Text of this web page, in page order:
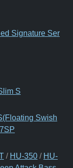
Signature Ser
S
Swish
/ HU-350 / HU-